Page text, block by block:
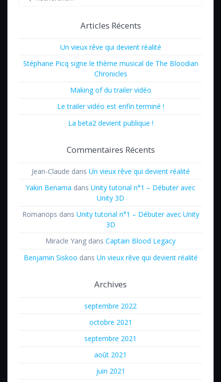
Articles Récents
Un vieux rêve qui devient réalité
Stéphane Picq signe le thème musical de The Bloodian
Chronicles
Making of du trailer vidéo
Le trailer vidéo est enfin terminé !
La beta2 devient publique !
Commentaires Récents
Jean-Claude dans Un vieux rêve qui devient réalité
Yakin Benama dans Unity tutorial n°1 – Débuter avec
Unity 3D
Romanops dans Unity tutorial n°1 – Débuter avec Unity
3D
Miracle Yang dans Captain Blood Legacy
Benjamin Siskoo dans Un vieux rêve qui devient réalité
Archives
septembre 2022
octobre 2021
septembre 2021
août 2021
juin 2021